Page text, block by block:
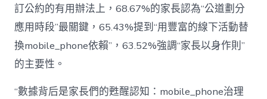
訂公約的有用辦法上，68.67%的家長認為“公道劃分
應用時段”最關鍵，65.43%提到“用豐富的線下活動替
換mobile_phone依賴”，63.52%強調“家長以身作則”
的主要性。
“數據背后是家長們的甦醒認知：mobile_phone治理